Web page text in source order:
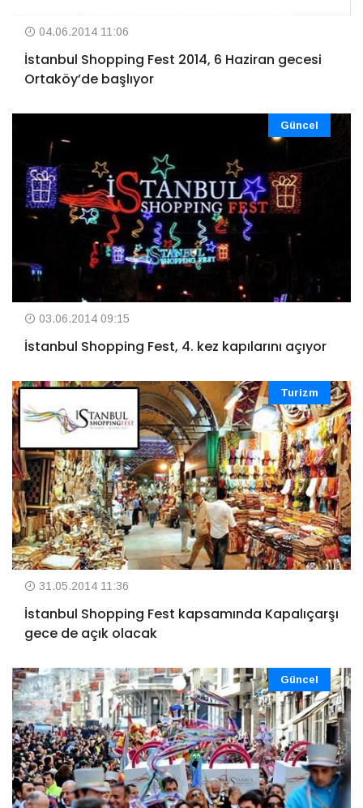
04.06.2014 11:06
İstanbul Shopping Fest 2014, 6 Haziran gecesi
Ortaköy’de başlıyor
Güncel
03.06.2014 09:15
İstanbul Shopping Fest, 4. kez kapılarını açıyor
Turizm
31.05.2014 11:36
İstanbul Shopping Fest kapsamında Kapalıçarşı
gece de açık olacak
Güncel